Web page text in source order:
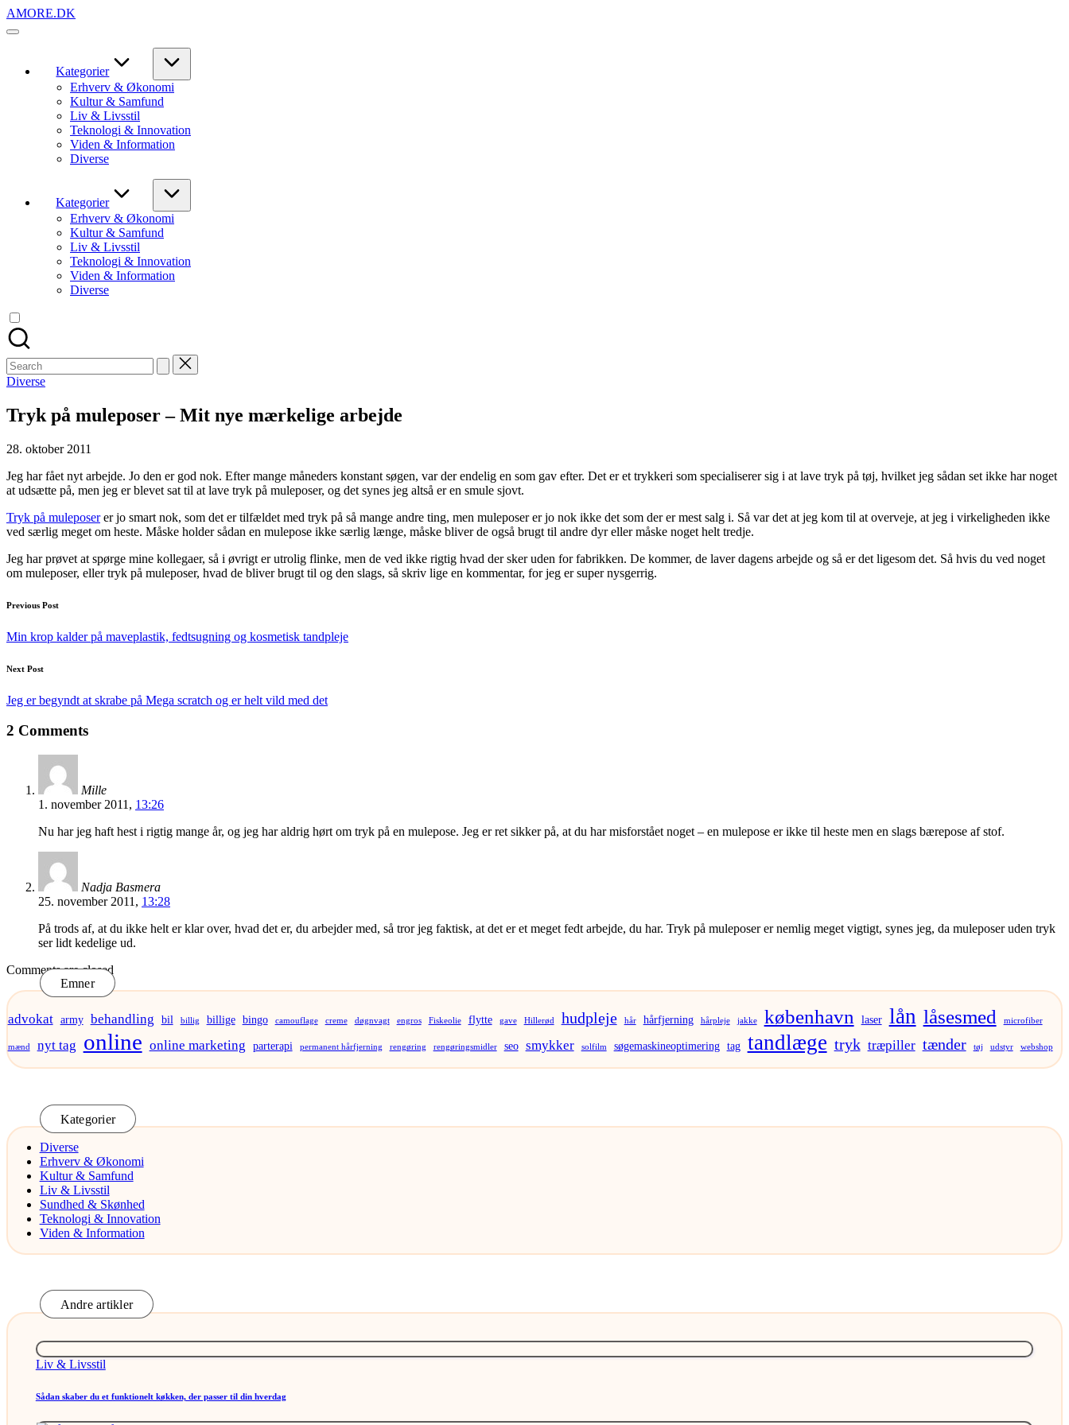
Skip
to
AMORE.DK
For
Kategorier
Erhverv & Økonomi
Kultur & Samfund
Liv & Livsstil
Teknologi & Innovation
Viden & Information
Diverse
Kategorier
Erhverv & Økonomi
Kultur & Samfund
Liv & Livsstil
Teknologi & Innovation
Viden & Information
Diverse
Search
for:
Posted
Diverse
Tryk på muleposer – Mit nye mærkelige arbejde
28. oktober 2011
Jeg har fået nyt arbejde. Jo den er god nok. Efter mange måneders konstant søgen, var der endelig en som gav efter. Det er et trykkeri som specialiserer sig i at lave tryk på tøj, hvilket jeg sådan set ikke har noget
at udsætte på, men jeg er blevet sat til at lave tryk på muleposer, og det synes jeg altså er en smule sjovt.
Tryk på muleposerer jo smart nok, som det er tilfældet med tryk på så mange andre ting, men muleposer er jo nok ikke det som der er mest salg i. Så var det at jeg kom til at overveje, at jeg i virkeligheden ikke
ved særlig meget om heste. Måske holder sådan en mulepose ikke særlig længe, måske bliver de også brugt til andre dyr eller måske noget helt tredje.
Jeg har prøvet at spørge mine kollegaer, så i øvrigt er utrolig flinke, men de ved ikke rigtig hvad der sker uden for fabrikken. De kommer, de laver dagens arbejde og så er det ligesom det. Så hvis du ved noget
om muleposer, eller tryk på muleposer, hvad de bliver brugt til og den slags, så skriv lige en kommentar, for jeg er super nysgerrig.
Post
navigation
Previous Post
Min krop kalder på maveplastik, fedtsugning og kosmetisk tandpleje
Next Post
Jeg er begyndt at skrabe på Mega scratch og er helt vild med det
2 Comments
Mille
1. november 2011, 13:26
Nu har jeg haft hest i rigtig mange år, og jeg har aldrig hørt om tryk på en mulepose. Jeg er ret sikker på, at du har misforstået noget – en mulepose er ikke til heste men en slags bærepose af stof.
Nadja Basmera
25. november 2011, 13:28
På trods af, at du ikke helt er klar over, hvad det er, du arbejder med, så tror jeg faktisk, at det er et meget fedt arbejde, du har. Tryk på muleposer er nemlig meget vigtigt, synes jeg, da muleposer uden tryk
ser lidt kedelige ud.
Comments are closed
Emner
advokat army behandling bil billig billige bingo camouflage creme døgnvagt engros Fiskeolie flytte gave Hillerød hudpleje hår hårfjerning hårpleje jakke københavn laser lån låsesmed microfiber
mænd nyt tag online online marketing parterapi permanent hårfjerning rengøring rengøringsmidler seo smykker solfilm søgemaskineoptimering tag tandlæge tryk træpiller tænder tøj udstyr webshop
Kategorier
Diverse
Erhverv & Økonomi
Kultur & Samfund
Liv & Livsstil
Sundhed & Skønhed
Teknologi & Innovation
Viden & Information
Andre artikler
Posted
Liv & Livsstil
Sådan skaber du et funktionelt køkken, der passer til din hverdag